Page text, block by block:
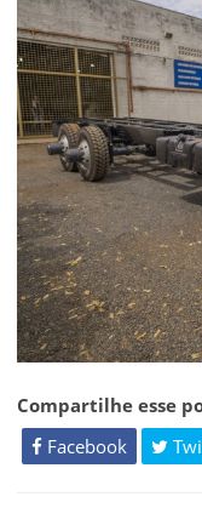
Compartilhe esse
Facebook